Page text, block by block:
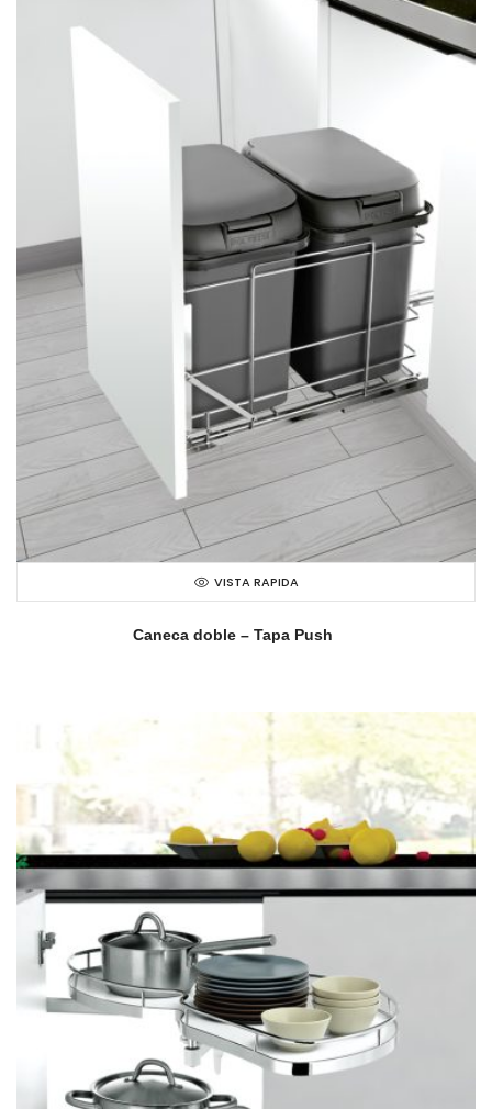
VISTA RAPIDA
Caneca doble – Tapa Push